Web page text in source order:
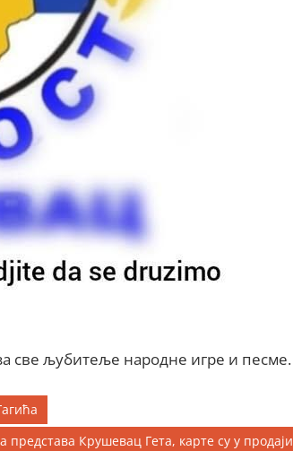
све љубитеље народне игре и песме.
представа Крушевац Гета, карте су у продаји